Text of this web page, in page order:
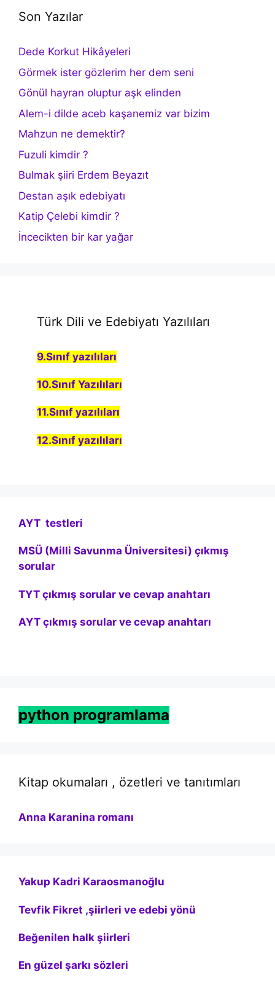
Son Yazılar
Dede Korkut Hikâyeleri
Görmek ister gözlerim her dem seni
Gönül hayran oluptur aşk elinden
Alem-i dilde aceb kaşanemiz var bizim
Mahzun ne demektir?
Fuzuli kimdir ?
Bulmak şiiri Erdem Beyazıt
Destan aşık edebiyatı
Katip Çelebi kimdir ?
İncecikten bir kar yağar
Türk Dili ve Edebiyatı Yazılıları
9.Sınıf yazılıları
10.Sınıf Yazılıları
11.Sınıf yazılıları
12.Sınıf yazılıları
AYT testleri
MSÜ (Milli Savunma Üniversitesi) çıkmış
sorular
TYT çıkmış sorular ve cevap anahtarı
AYT çıkmış sorular ve cevap anahtarı
python programlama
Kitap okumaları , özetleri ve tanıtımları
Anna Karanina romanı
Yakup Kadri Karaosmanoğlu
Tevfik Fikret ,şiirleri ve edebi yönü
Beğenilen halk şiirleri
En güzel şarkı sözleri